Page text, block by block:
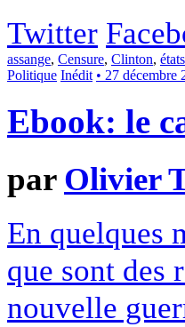
Twitter
assange, Censure, Clinton,
Politique Inédit • 27 décembre
Ebook: le
par Olivier
En quelques
que sont des
nouvelle